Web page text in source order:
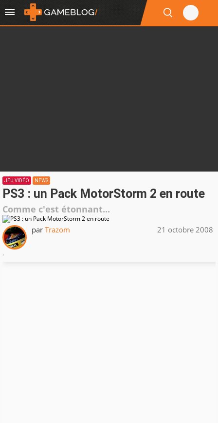
JEU VIDÉO NEWS
PS3 : un Pack MotorStorm 2 en route
Comme c'est étonnant...
par Trazom 21 octobre 2008
.